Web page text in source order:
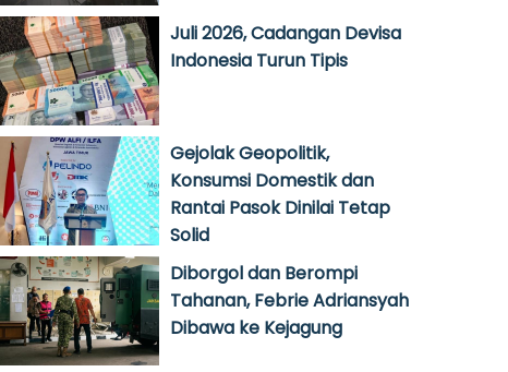
Juli 2026, Cadangan Devisa
Indonesia Turun Tipis
Gejolak Geopolitik,
Konsumsi Domestik dan
Rantai Pasok Dinilai Tetap
Solid
Diborgol dan Berompi
Tahanan, Febrie Adriansyah
Dibawa ke Kejagung